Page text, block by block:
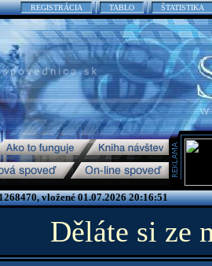
REGISTRÁCIA TABLO ŠTATISTIKA
vložené 01.07.2026 20:16:51
Děláte si ze